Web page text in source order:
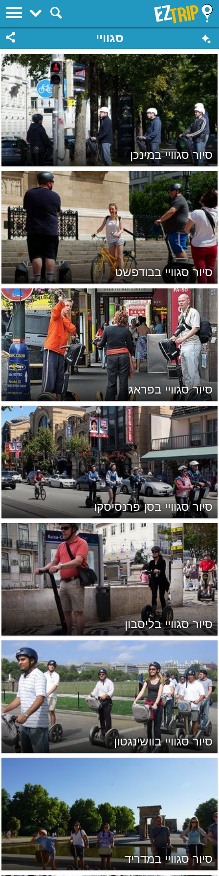
EZTrip
סגוויי
סיור סגוויי במינכן
סיור סגוויי בבודפשט
סיור סגוויי בפראג
סיור סגוויי בסן פרנסיסקו
סיור סגוויי בליסבון
סיור סגוויי בוושינגטון
סיור סגוויי במדריד